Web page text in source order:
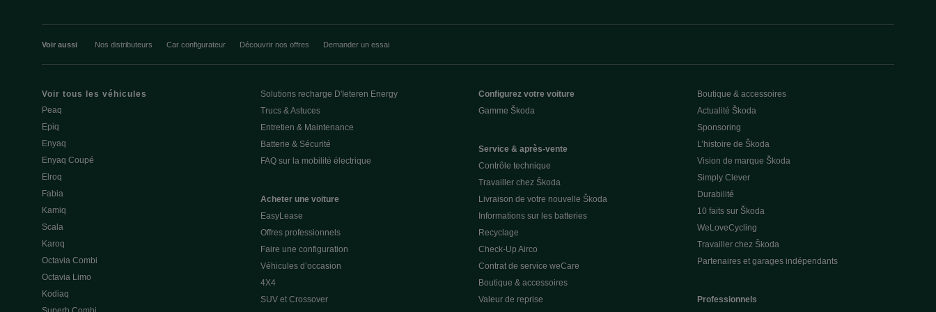
Voir aussi Nos distributeurs Car configurateur Découvrir nos offres Demander un essai
Voir tous les véhicules
Peaq
Epiq
Enyaq
Enyaq Coupé
Elroq
Fabia
Kamiq
Scala
Karoq
Octavia Combi
Octavia Limo
Kodiaq
Solutions recharge D'Ieteren Energy
Trucs & Astuces
Entretien & Maintenance
Batterie & Sécurité
FAQ sur la mobilité électrique
Acheter une voiture
EasyLease
Offres professionnels
Faire une configuration
Véhicules d’occasion
4X4
SUV et Crossover
Configurez votre voiture
Gamme Škoda
Service & après-vente
Contrôle technique
Travailler chez Škoda
Livraison de votre nouvelle Škoda
Informations sur les batteries
Recyclage
Check-Up Airco
Contrat de service weCare
Boutique & accessoires
Valeur de reprise
Boutique & accessoires
Actualité Škoda
Sponsoring
L’histoire de Škoda
Vision de marque Škoda
Simply Clever
Durabilité
10 faits sur Škoda
WeLoveCycling
Travailler chez Škoda
Partenaires et garages indépendants
Professionnels